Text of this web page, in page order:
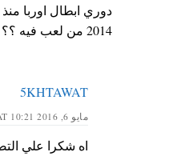
دوري ابطال اوربا
2014 من لعب فيه ؟؟ راجع معلوماتك
5KHTAWAT
مايو 6, 2016 AT 10:21 م
اه شكرا علي